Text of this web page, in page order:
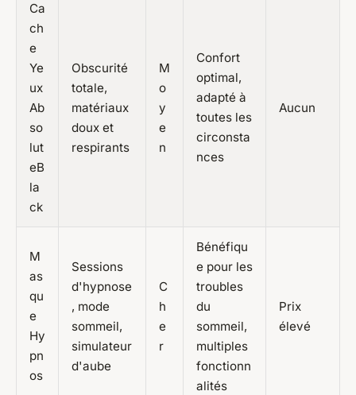
Ca
ch
e
Ye
ux
Ab
so
lut
eB
la
ck
Obscurité
totale,
matériaux
doux et
respirants
M
o
y
e
n
Confort
optimal,
adapté à
toutes les
circonsta
nces
Aucun
M
as
qu
e
Hy
pn
os
Sessions
d'hypnose
, mode
sommeil,
simulateur
d'aube
C
h
e
r
Bénéfiqu
e pour les
troubles
du
sommeil,
multiples
fonctionn
alités
Prix
élevé